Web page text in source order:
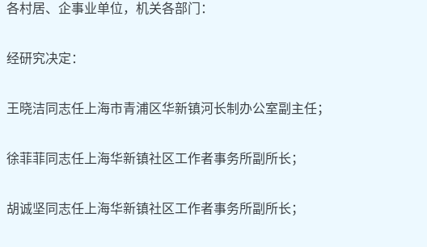
各村居、企事业单位，机关各部门：
经研究决定：
王晓洁同志任上海市青浦区华新镇河长制办公室副主任；
徐菲菲同志任上海华新镇社区工作者事务所副所长；
胡诚坚同志任上海华新镇社区工作者事务所副所长；